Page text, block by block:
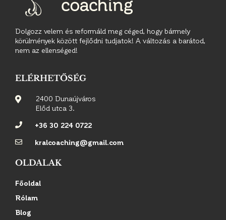
Dolgozz velem és reformáld meg céged, hogy bármely
körülmények között fejlődni tudjatok! A változás a barátod,
nem az ellenséged!
ELÉRHETŐSÉG
2400 Dunaújváros
Előd utca 3.
+36 30 224 0722
kralcoaching@gmail.com
OLDALAK
Főoldal
Rólam
Blog